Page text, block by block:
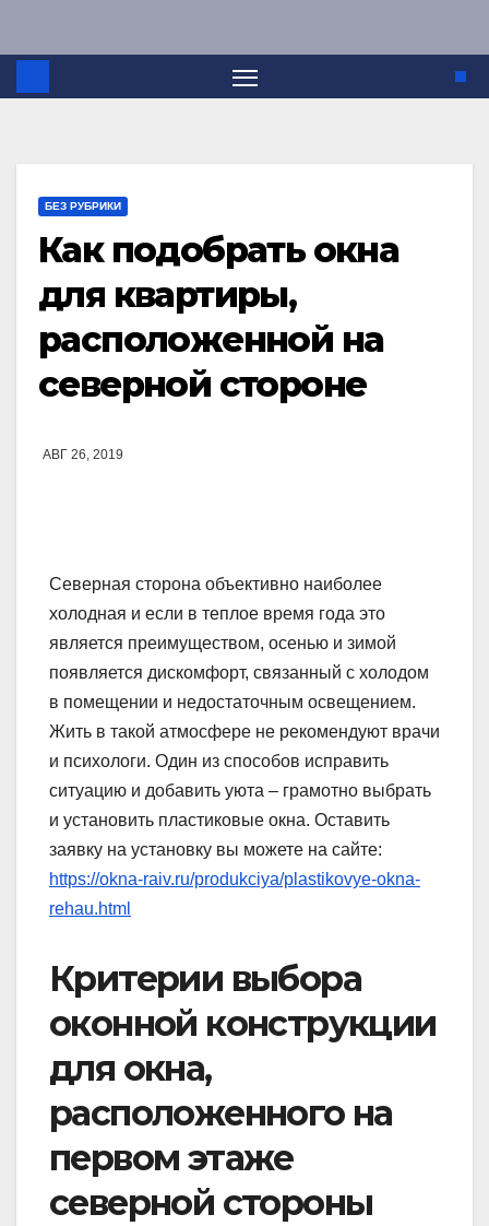
БЕЗ РУБРИКИ
Как подобрать окна
для квартиры,
расположенной на
северной стороне
АВГ 26, 2019
Северная сторона объективно наиболее
холодная и если в теплое время года это
является преимуществом, осенью и зимой
появляется дискомфорт, связанный с холодом
в помещении и недостаточным освещением.
Жить в такой атмосфере не рекомендуют врачи
и психологи. Один из способов исправить
ситуацию и добавить уюта – грамотно выбрать
и установить пластиковые окна. Оставить
заявку на установку вы можете на сайте:
https://okna-raiv.ru/produkciya/plastikovye-okna-
rehau.html
Критерии выбора
оконной конструкции
для окна,
расположенного на
первом этаже
северной стороны